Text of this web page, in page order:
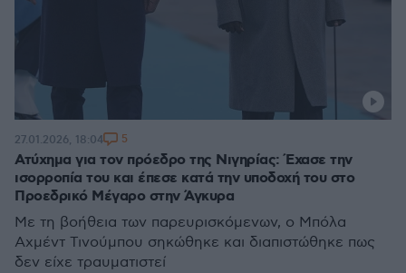
Ατύχημα για τον πρόεδρο της Νιγηρίας: Έχασε την
ισορροπία του και έπεσε κατά την υποδοχή του στο
Προεδρικό Μέγαρο στην Άγκυρα
Με τη βοήθεια των παρευρισκόμενων, ο Μπόλα
Αχμέντ Τινούμπου σηκώθηκε και διαπιστώθηκε πως
δεν είχε τραυματιστεί
27.01.2026, 18:04 5